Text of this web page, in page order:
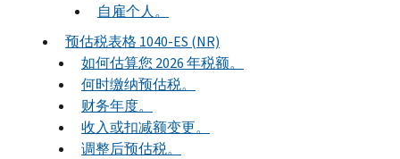
自雇个人。
预估税表格 1040-ES (NR)
如何估算您 2026 年税额。
何时缴纳预估税。
财务年度。
收入或扣减额变更。
调整后预估税。